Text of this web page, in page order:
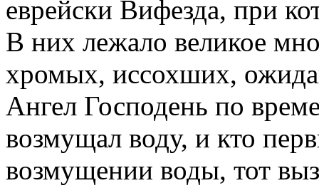
еврейски Вифезда, при
В них лежало великое
хромых, иссохших,
Ангел Господень по
возмущал воду, и кто
возмущении воды, тот